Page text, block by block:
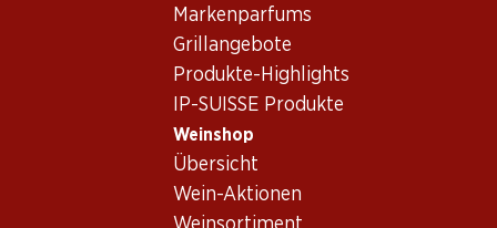
Markenparfums
Grillangebote
Produkte-Highlights
IP-SUISSE Produkte
Weinshop
Übersicht
Wein-Aktionen
Vorderseite Rückseite